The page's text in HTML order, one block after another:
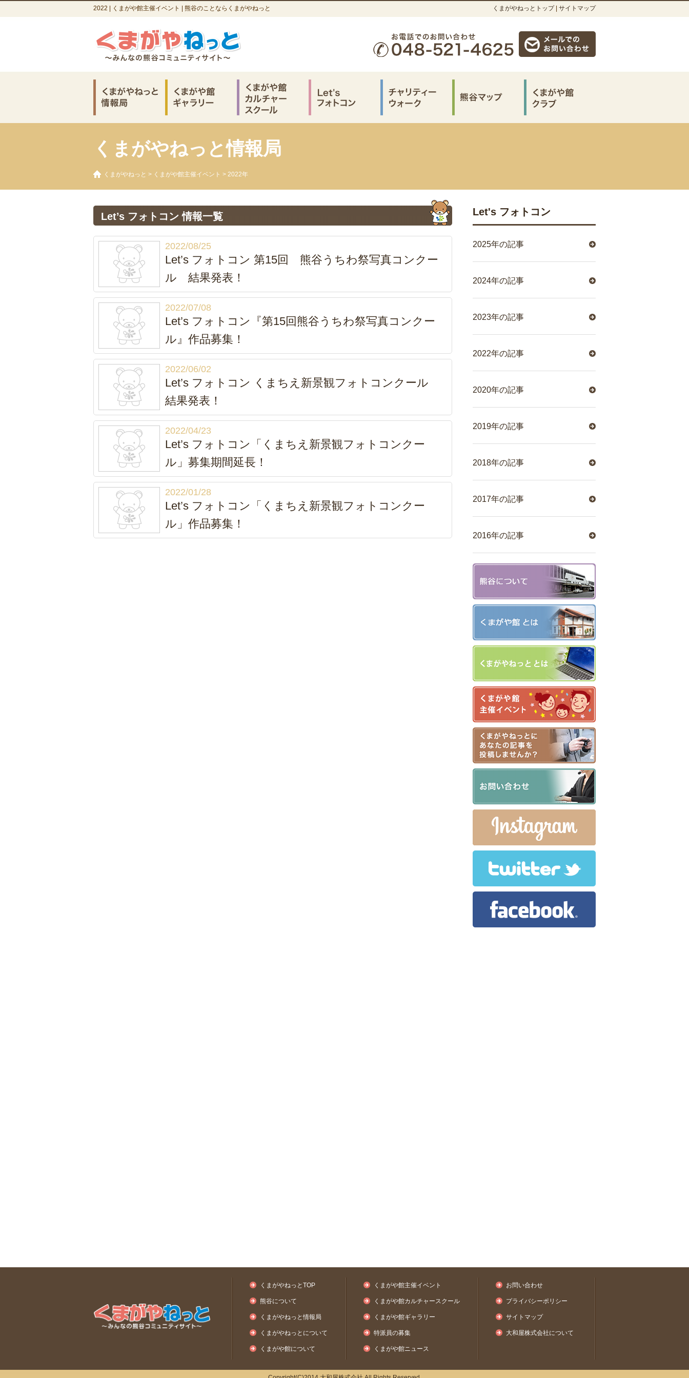
2022 | くまがや館主催イベント | 熊谷のことならくまがやねっと くまがやねっとトップ| サイトマップ
くまがやねっと情報局
くまがやねっと > くまがや館主催イベント > 2022年
Let’s フォトコン 情報一覧
2022/08/25
Let’s フォトコン 第15回 熊谷うちわ祭写真コンクー
ル 結果発表！
2022/07/08
Let’s フォトコン『第15回熊谷うちわ祭写真コンクー
ル』作品募集！
2022/06/02
Let’s フォトコン くまちえ新景観フォトコンクール
結果発表！
2022/04/23
Let’s フォトコン「くまちえ新景観フォトコンクー
ル」募集期間延長！
2022/01/28
Let’s フォトコン「くまちえ新景観フォトコンクー
ル」作品募集！
Let's フォトコン
2025年の記事
2024年の記事
2023年の記事
2022年の記事
2020年の記事
2019年の記事
2018年の記事
2017年の記事
2016年の記事
くまがやねっとTOP
熊谷について
くまがやねっと情報局
くまがやねっとについて
くまがや館について
くまがや館主催イベント
くまがや館カルチャースクール
くまがや館ギャラリー
特派員の募集
くまがや館ニュース
お問い合わせ
プライバシーポリシー
サイトマップ
大和屋株式会社について